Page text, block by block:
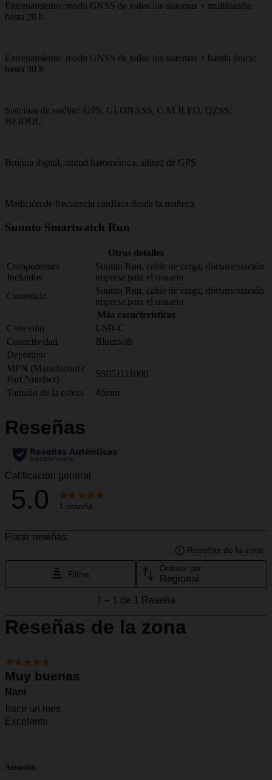
Entrenamiento: modo GNSS de todos los sistemas + multibanda:
hasta 20 h
Entrenamiento: modo GNSS de todos los sistemas + banda única:
hasta 30 h
Sistemas de satélite: GPS, GLONASS, GALILEO, QZSS,
BEIDOU
Brújula digital, altitud barométrica, altitud de GPS
Medición de frecuencia cardíaca desde la muñeca
Suunto Smartwatch Run
Otros detalles
Componentes
Incluidos
Suunto Run, cable de carga, documentación
impresa para el usuario
Contenido
Suunto Run, cable de carga, documentación
impresa para el usuario
Más características
Conexión
USB-C
Conectividad
Bluetooth
Deportivo
MPN (Manufacturer
Part Number)
SS051111000
Tamaño de la esfera
46mm
Atención